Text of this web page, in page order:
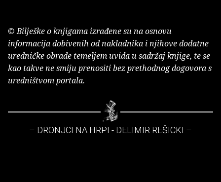
© Bilješke o knjigama izrađene su na osnovu
informacija dobivenih od nakladnika i njihove dodatne
uredničke obrade temeljem uvida u sadržaj knjige, te se
kao takve ne smiju prenositi bez prethodnog dogovora s
uredništvom portala.
– DRONJCI NA HRPI - DELIMIR REŠICKI –